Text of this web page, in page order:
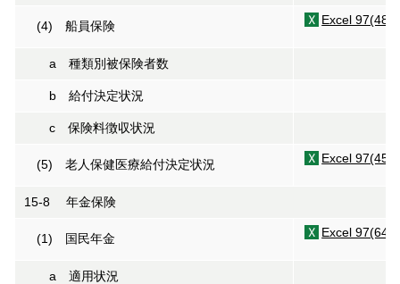
(4) 船員保険 Excel
a 種類別被保険者数
b 給付決定状況
c 保険料徴収状況
(5) 老人保健医療給付決定状況 Excel
15-8 年金保険
(1) 国民年金 Excel
a 適用状況